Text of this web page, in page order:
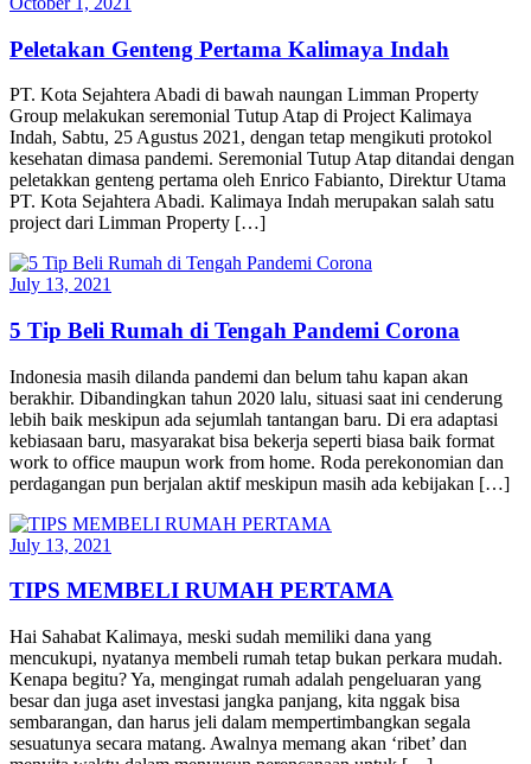
Peletakan Genteng Pertama Kalimaya Indah
PT. Kota Sejahtera Abadi di bawah naungan Limman Property
Group melakukan seremonial Tutup Atap di Project Kalimaya
Indah, Sabtu, 25 Agustus 2021, dengan tetap mengikuti protokol
kesehatan dimasa pandemi. Seremonial Tutup Atap ditandai dengan
peletakkan genteng pertama oleh Enrico Fabianto, Direktur Utama
PT. Kota Sejahtera Abadi. Kalimaya Indah merupakan salah satu
project dari Limman Property […]
July 13, 2021
5 Tip Beli Rumah di Tengah Pandemi Corona
Indonesia masih dilanda pandemi dan belum tahu kapan akan
berakhir. Dibandingkan tahun 2020 lalu, situasi saat ini cenderung
lebih baik meskipun ada sejumlah tantangan baru. Di era adaptasi
kebiasaan baru, masyarakat bisa bekerja seperti biasa baik format
work to office maupun work from home. Roda perekonomian dan
perdagangan pun berjalan aktif meskipun masih ada kebijakan […]
July 13, 2021
TIPS MEMBELI RUMAH PERTAMA
Hai Sahabat Kalimaya, meski sudah memiliki dana yang
mencukupi, nyatanya membeli rumah tetap bukan perkara mudah.
Kenapa begitu? Ya, mengingat rumah adalah pengeluaran yang
besar dan juga aset investasi jangka panjang, kita nggak bisa
sembarangan, dan harus jeli dalam mempertimbangkan segala
sesuatunya secara matang. Awalnya memang akan ‘ribet’ dan